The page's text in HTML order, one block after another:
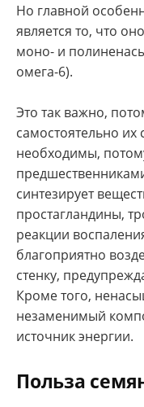
Но главной
является то, что
моно- и
омега-6).
Это так важно,
самостоятельно их
необходимы,
синтезирует
простагландины,
реакции
благоприятно
стенку,
Кроме того,
незаменимый
источник энергии.
Польза